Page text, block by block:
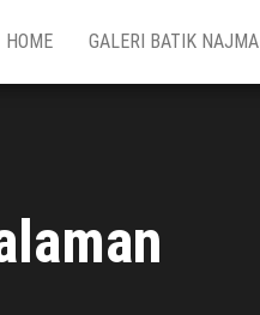
HOME GALERI BATIK NAJMA